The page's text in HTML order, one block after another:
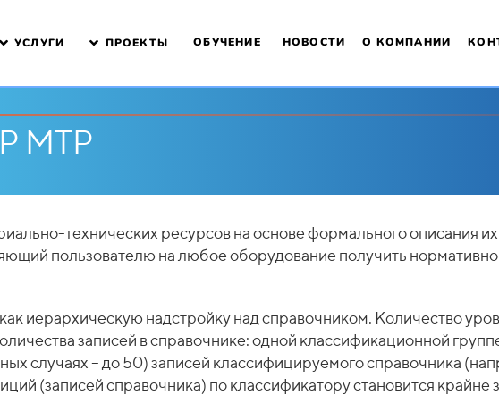
УСЛУГИ ПРОЕКТЫ ОБУЧЕНИЕ НОВОСТИ О КОМПАНИИ
МТР
технических ресурсов на основе формального описания
пользователю на любое оборудование получить
иерархическую надстройку над справочником. Количество
записей в справочнике: одной классификационной
случаях – до 50) записей классифицируемого справочника
(записей справочника) по классификатору становится